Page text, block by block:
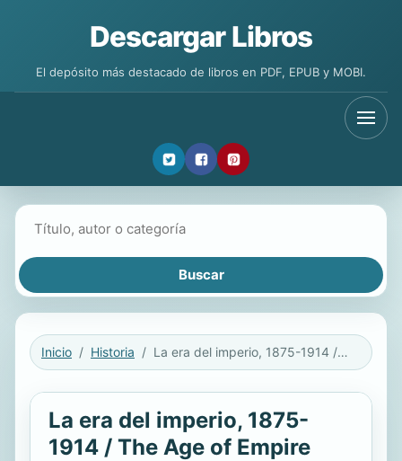
Descargar Libros
El depósito más destacado de libros en PDF, EPUB y MOBI.
Inicio Historia La era del imperio, 1875-1914 / The Age of Empire
La era del imperio, 1875-
1914 / The Age of Empire